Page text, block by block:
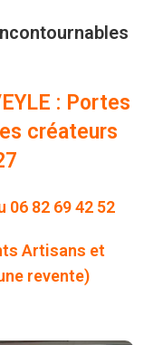
: Portes
créateurs
06 82 69 42 52
Artisans et
revente)